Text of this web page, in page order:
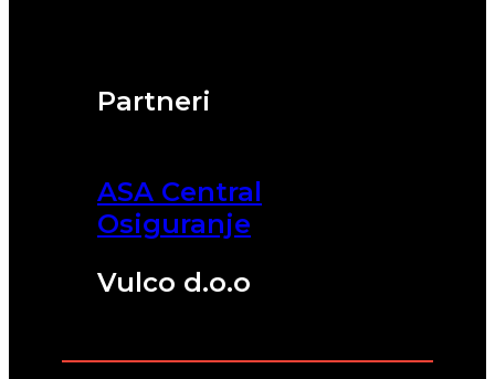
Partneri
ASA Central
Osiguranje
Vulco d.o.o